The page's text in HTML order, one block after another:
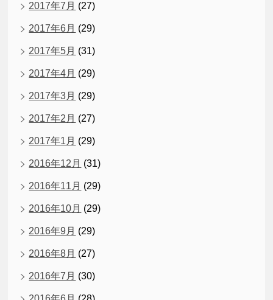
2017年7月 (27)
2017年6月 (29)
2017年5月 (31)
2017年4月 (29)
2017年3月 (29)
2017年2月 (27)
2017年1月 (29)
2016年12月 (31)
2016年11月 (29)
2016年10月 (29)
2016年9月 (29)
2016年8月 (27)
2016年7月 (30)